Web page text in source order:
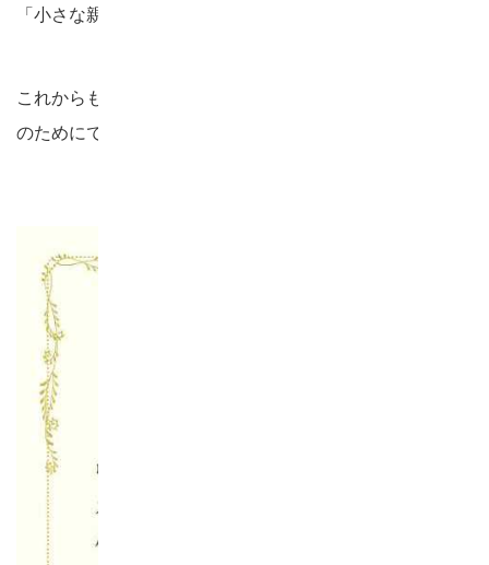
「小さな親切」運動実行章を受章しました。
これからも積極的に地域や社会に貢献し、持続可能な未来
のためにできることを続けていきます。